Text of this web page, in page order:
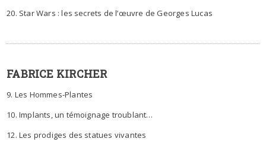
20. Star Wars : les secrets de l’œuvre de Georges Lucas
FABRICE KIRCHER
9. Les Hommes-Plantes
10. Implants, un témoignage troublant…
12. Les prodiges des statues vivantes